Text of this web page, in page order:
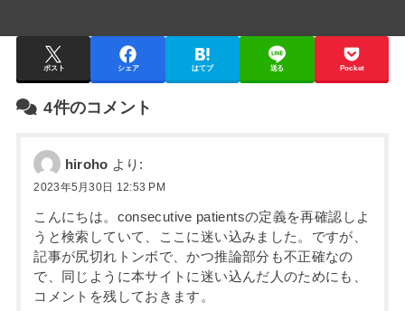
ポスト シェア はてブ 送る Pocket
4件のコメント
hiroho より:
2023年5月30日 12:53 PM
こんにちは。consecutive patientsの定義を再確認しよ
うと検索していて、ここに迷い込みました。ですが、
記事が尻切れトンボで、かつ推論部分も不正確なの
で、同じように本サイトに迷い込んだ人のためにも、
コメントを残しておきます。